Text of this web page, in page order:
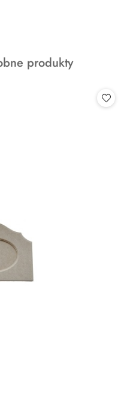
produkty